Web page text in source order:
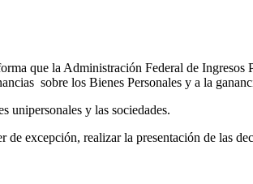
que la Administración Federal de Ingresos
sobre los Bienes Personales y a la
unipersonales y las sociedades.
excepción, realizar la presentación de las